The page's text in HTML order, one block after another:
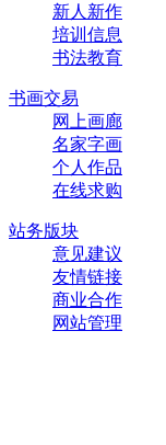
新人新作
培训信息
书法教育
书画交易
网上画廊
名家字画
个人作品
在线求购
站务版块
意见建议
友情链接
商业合作
网站管理